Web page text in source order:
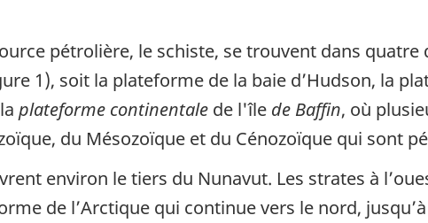
pétrolière, le schiste, se trouvent dans
1), soit la plateforme de la baie d’Hudson, la
plateforme continentale de l'île de Baffin, où
du Mésozoïque et du Cénozoïque qui sont
environ le tiers du Nunavut. Les strates à
de l’Arctique qui continue vers le nord,